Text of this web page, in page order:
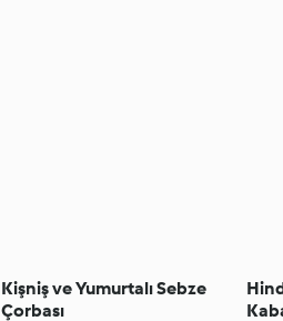
Kişniş ve Yumurtalı Sebze
Çorbası